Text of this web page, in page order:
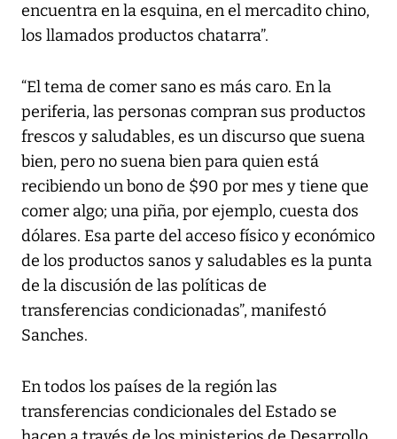
encuentra en la esquina, en el mercadito chino,
los llamados productos chatarra”.
“El tema de comer sano es más caro. En la
periferia, las personas compran sus productos
frescos y saludables, es un discurso que suena
bien, pero no suena bien para quien está
recibiendo un bono de $90 por mes y tiene que
comer algo; una piña, por ejemplo, cuesta dos
dólares. Esa parte del acceso físico y económico
de los productos sanos y saludables es la punta
de la discusión de las políticas de
transferencias condicionadas”, manifestó
Sanches.
En todos los países de la región las
transferencias condicionales del Estado se